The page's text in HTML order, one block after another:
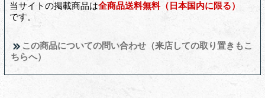
当サイトの掲載商品は全商品送料無料（日本国内に限る）
です。
この商品についての問い合わせ（来店しての取り置きもこ
ちらへ）